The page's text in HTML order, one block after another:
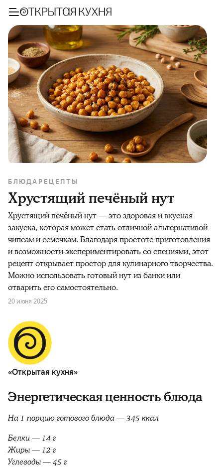
БЛЮДА РЕЦЕПТЫ
Хрустящий печёный нут
Хрустящий печёный нут — это здоровая и вкусная
закуска, которая может стать отличной альтернативой
чипсам и семечкам. Благодаря простоте приготовления
и возможности экспериментировать со специями, этот
рецепт открывает простор для кулинарного творчества.
Можно использовать готовый нут из банки или
отварить его самостоятельно.
20 июня 2025
«Открытая кухня»
Энергетическая ценность блюда
На 1 порцию готового блюда — 345 ккал
Белки — 14 г
Жиры — 12 г
Углеводы — 45 г